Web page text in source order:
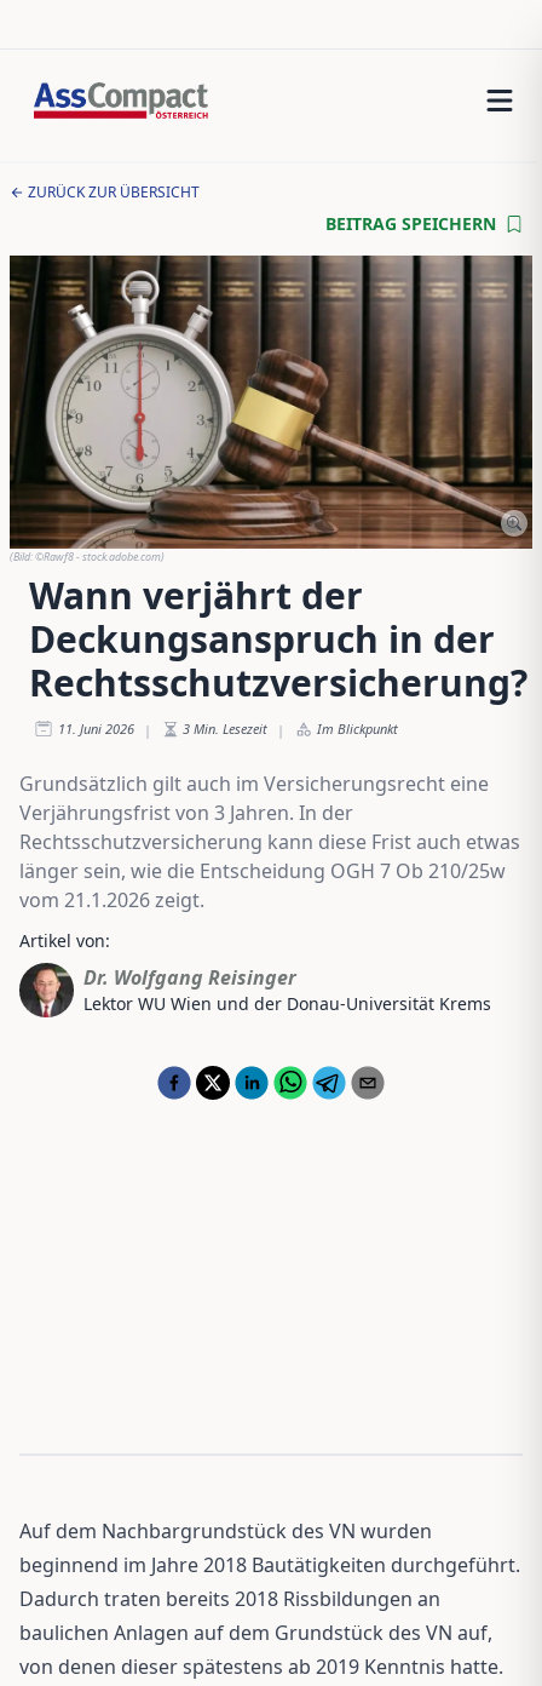
ZURÜCK ZUR ÜBERSICHT
BEITRAG SPEICHERN
(Bild:©Rawf8 - stock.adobe.com)
Wann verjährt der
Deckungsanspruch in der
Rechtsschutzversicherung?
11. Juni 2026 | 3 Min. Lesezeit | Im Blickpunkt
Grundsätzlich gilt auch im Versicherungsrecht eine
Verjährungsfrist von 3 Jahren. In der
Rechtsschutzversicherung kann diese Frist auch etwas
länger sein, wie die Entscheidung OGH 7 Ob 210/25w
vom 21.1.2026 zeigt.
Artikel von:
Dr. Wolfgang Reisinger
Lektor WU Wien und der Donau-Universität Krems
Auf dem Nachbargrundstück des VN wurden
beginnend im Jahre 2018 Bautätigkeiten durchgeführt.
Dadurch traten bereits 2018 Rissbildungen an
baulichen Anlagen auf dem Grundstück des VN auf,
von denen dieser spätestens ab 2019 Kenntnis hatte.